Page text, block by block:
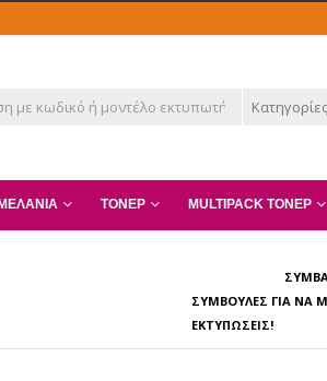
Κατηγορίες
ΤΌΝΕΡ MULTIPACK ΤΌΝΕΡ
ΣΥΜΒΟΥΛΈΣ ΓΙΑ ΝΑ
ΕΚΤΥΠΏΣΕΙΣ!